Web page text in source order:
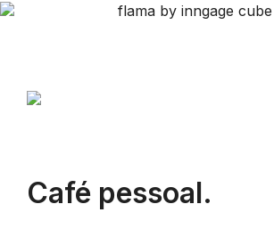
Café pessoal.